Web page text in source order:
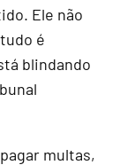
Ele não
é
blindando
multas,